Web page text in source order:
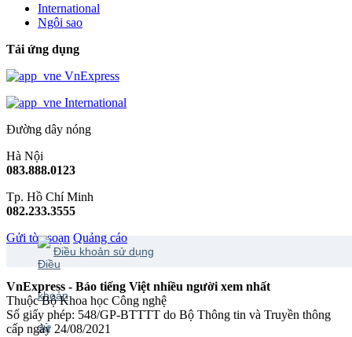
International
Ngôi sao
Tải ứng dụng
VnExpress
International
Đường dây nóng
Hà Nội
083.888.0123
Tp. Hồ Chí Minh
082.233.3555
Gửi tòa soạn Quảng cáo
Điều khoản sử dụng
VnExpress - Báo tiếng Việt nhiều người xem nhất
Thuộc Bộ Khoa học Công nghệ
Số giấy phép: 548/GP-BTTTT do Bộ Thông tin và Truyền thông
cấp ngày 24/08/2021